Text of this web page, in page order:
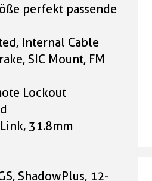
perfekt passende
Internal Cable
SIC Mount, FM
Lockout
31.8mm
ShadowPlus, 12-